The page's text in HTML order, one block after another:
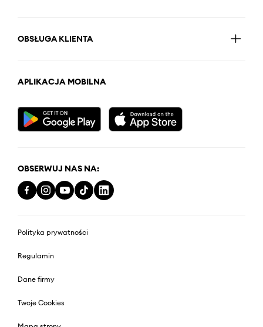
OBSŁUGA KLIENTA
APLIKACJA MOBILNA
OBSERWUJ NAS NA:
Polityka prywatności
Regulamin
Dane firmy
Twoje Cookies